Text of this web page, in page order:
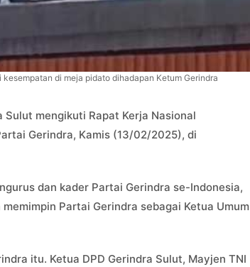
di meja pidato dihadapan Ketum Gerindra
Sulut mengikuti Rapat Kerja Nasional
Gerindra, Kamis (13/02/2025), di
dan kader Partai Gerindra se-Indonesia,
Partai Gerindra sebagai Ketua Umum
itu. Ketua DPD Gerindra Sulut, Mayjen TNI